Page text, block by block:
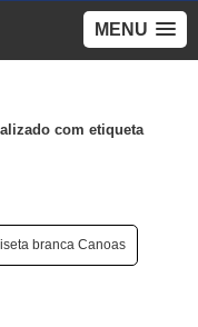
MENU
com etiqueta
branca Canoas